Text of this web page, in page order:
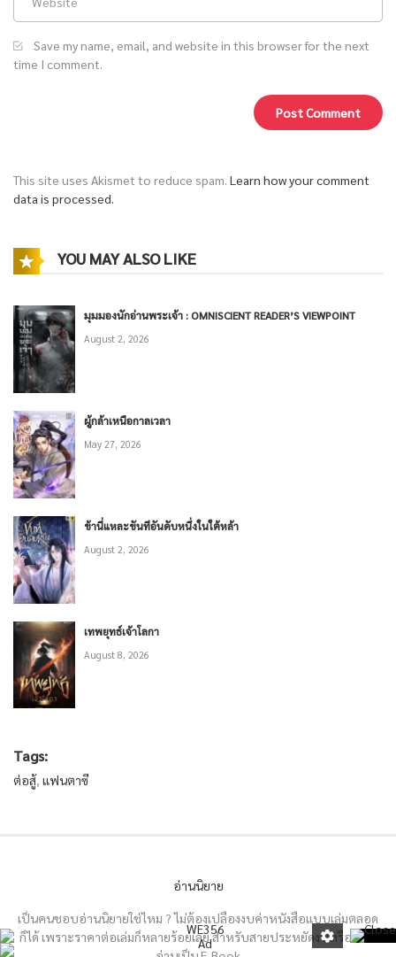
Save my name, email, and website in this browser for the next
time I comment.
This site uses Akismet to reduce spam. Learn how your comment
data is processed.
YOU MAY ALSO LIKE
มุมมองนักอ่านพระเจ้า : OMNISCIENT READER’S VIEWPOINT
August 2, 2026
ผู้กล้าเหนือกาลเวลา
May 27, 2026
ข้านี่แหละขันทีอันดับหนึ่งในใต้หล้า
August 2, 2026
เทพยุทธ์เจ้าโลกา
August 8, 2026
Tags:
ต่อสู้, แฟนตาซี
อ่านนิยาย
เป็นคนชอบอ่านนิยายใช่ไหม ? ไม่ต้องเปลืองงบค่าหนังสือแบบเล่มตลอด
ก็ได้ เพราะราคาต่อเล่มก็หลายร้อยเลย สำหรับสายประหยัดงบหรือชอบ